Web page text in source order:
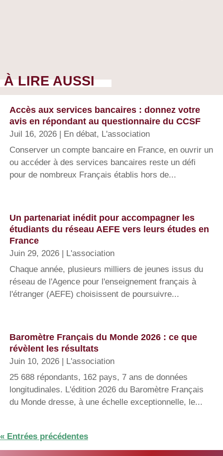
À LIRE AUSSI
Accès aux services bancaires : donnez votre
avis en répondant au questionnaire du CCSF
Juil 16, 2026 En débat, L'association
Conserver un compte bancaire en France, en ouvrir un
ou accéder à des services bancaires reste un défi
pour de nombreux Français établis hors de...
Un partenariat inédit pour accompagner les
étudiants du réseau AEFE vers leurs études en
France
Juin 29, 2026
L'association
Chaque année, plusieurs milliers de jeunes issus du
réseau de l'Agence pour l'enseignement français à
l'étranger (AEFE) choisissent de poursuivre...
Baromètre Français du Monde 2026 : ce que
révèlent les résultats
Juin 10, 2026
L'association
25 688 répondants, 162 pays, 7 ans de données
longitudinales. L'édition 2026 du Baromètre Français
du Monde dresse, à une échelle exceptionnelle, le...
« Entrées précédentes